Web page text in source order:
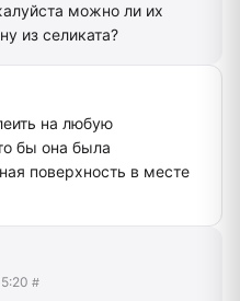
можно ли их
из селиката?
на любую
бы она была
поверхность в месте
#